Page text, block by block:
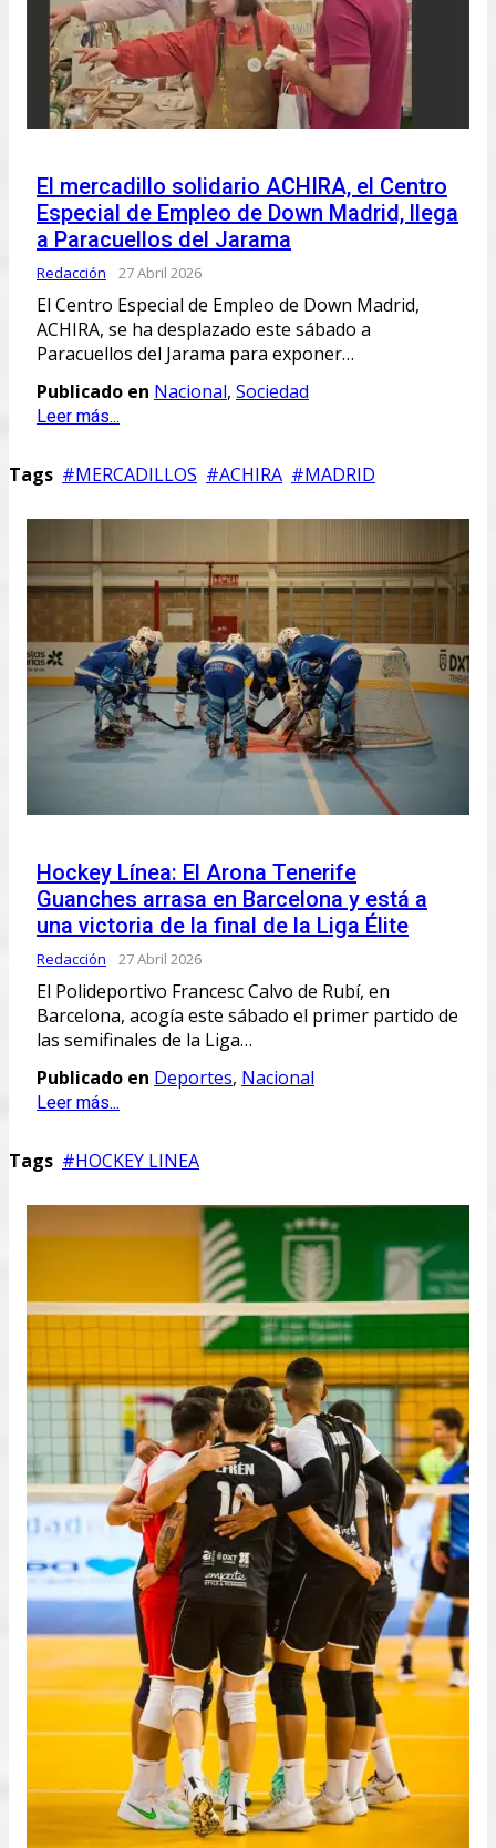
El mercadillo solidario ACHIRA, el Centro
Especial de Empleo de Down Madrid, llega
a Paracuellos del Jarama
Redacción 27 Abril 2026
El Centro Especial de Empleo de Down Madrid,
ACHIRA, se ha desplazado este sábado a
Paracuellos del Jarama para exponer…
Publicado en Nacional, Sociedad
Leer más...
Tags MERCADILLOS ACHIRA MADRID
Hockey Línea: El Arona Tenerife
Guanches arrasa en Barcelona y está a
una victoria de la final de la Liga Élite
Redacción 27 Abril 2026
El Polideportivo Francesc Calvo de Rubí, en
Barcelona, acogía este sábado el primer partido de
las semifinales de la Liga…
Publicado en Deportes, Nacional
Leer más...
Tags HOCKEY LINEA